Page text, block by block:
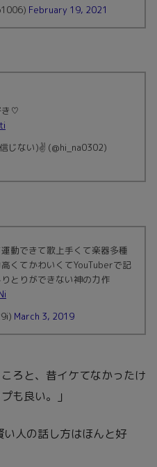
February 19, 2021
き♡
じない)✌️ (@hi_na0302)
動できて歌上手くて楽器多種
くてかわいくてYouTuberで記
とりができない神の力作
March 3, 2019
ろと、昔イケてなかったけ
も良い。」
い人の話し方はほんと好